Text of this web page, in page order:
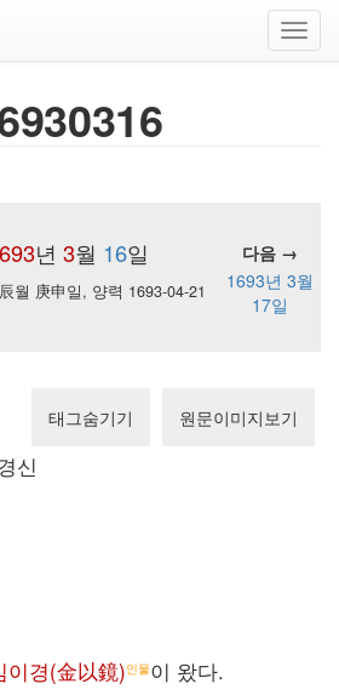
년 3월 16일
다음 →
월 庚申일, 양력 1693-04-21
1693년 3월
17일
태그숨기기 원문이미지보기
신
이경(金以鏡)인물이 왔다.